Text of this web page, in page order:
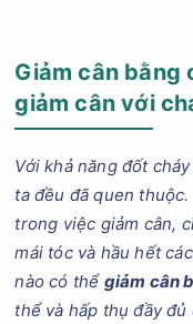
Giảm cân bằng
giảm cân với
Với khả năng đốt
ta đều đã quen
trong việc giảm cân,
mái tóc và hầu hết
nào có thể giảm cân
thể và hấp thụ đầy